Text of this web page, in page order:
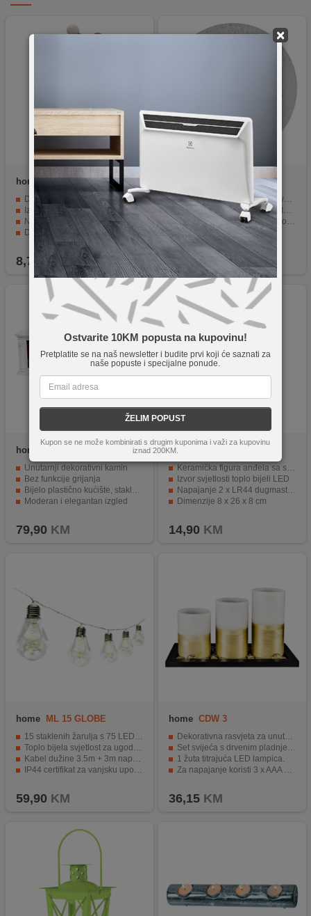
×
Ostvarite 10KM popusta na kupovinu!
Pretplatite se na naš newsletter i budite prvi koji će saznati za
naše popuste i specijalne ponude.
ŽELIM POPUST
Kupon se ne može kombinirati s drugim kuponima i važi za kupovinu
iznad 200KM.
home KDC 17
Dekorativni LED keramička figura sob
Izvor svjetlosti - 4 toplo bijela LED
Napajanje - 2 x LR44 baterije
Dimenzije - 9 x 17 x 5 cm
Uključene baterije u pakiranju
8,70 KM
Dekorativna rasvjeta kugle veličine 20 cm.
Izrađena od fleksibilnog materijala EVA.
Dvije LED lampice pružaju toplu bijelu svjetlost.
Napaja se s tri AA baterije.
Savršen dodatak za svaki prostor.
29,90KM
home
Unutarnji dekorativni kamin
Bez funkcije grijanja
Bijelo plastično kućište, staklena prednja strana
Moderan i elegantan izgled
79,90 KM
home
Keramička figura anđela sa svjetlećom haljinom
Izvor svjetlosti toplo bijeli LED
Napajanje 2 x LR44 dugmaste baterije
Dimenzije 8 x 26 x 8 cm
14,90 KM
home ML 15 GLOBE
15 staklenih žarulja s 75 LED žaruljica
Toplo bijela svjetlost za ugodnu atmosferu
Kabel dužine 3.5m + 3m napojnog kabela
IP44 certifikat za vanjsku uporabu
59,90 KM
home CDW 3
Dekorativna rasvjeta za unutarnji dizajn.
Set svijeća s drvenim pladnjem.
1 žuta titrajuća LED lampica.
Za napajanje koristi 3 x AAA baterije.
36,15KM